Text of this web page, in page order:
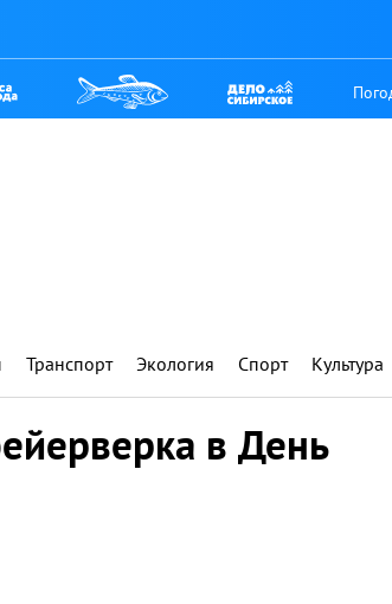
Транспорт Экология Спорт Культура
в День